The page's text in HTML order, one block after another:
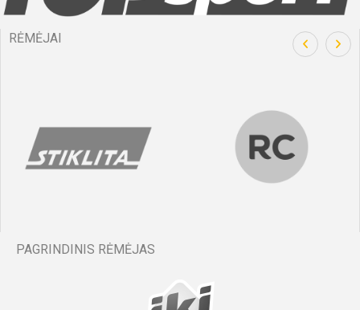
RĖMĖJAI
PAGRINDINIS RĖMĖJAS